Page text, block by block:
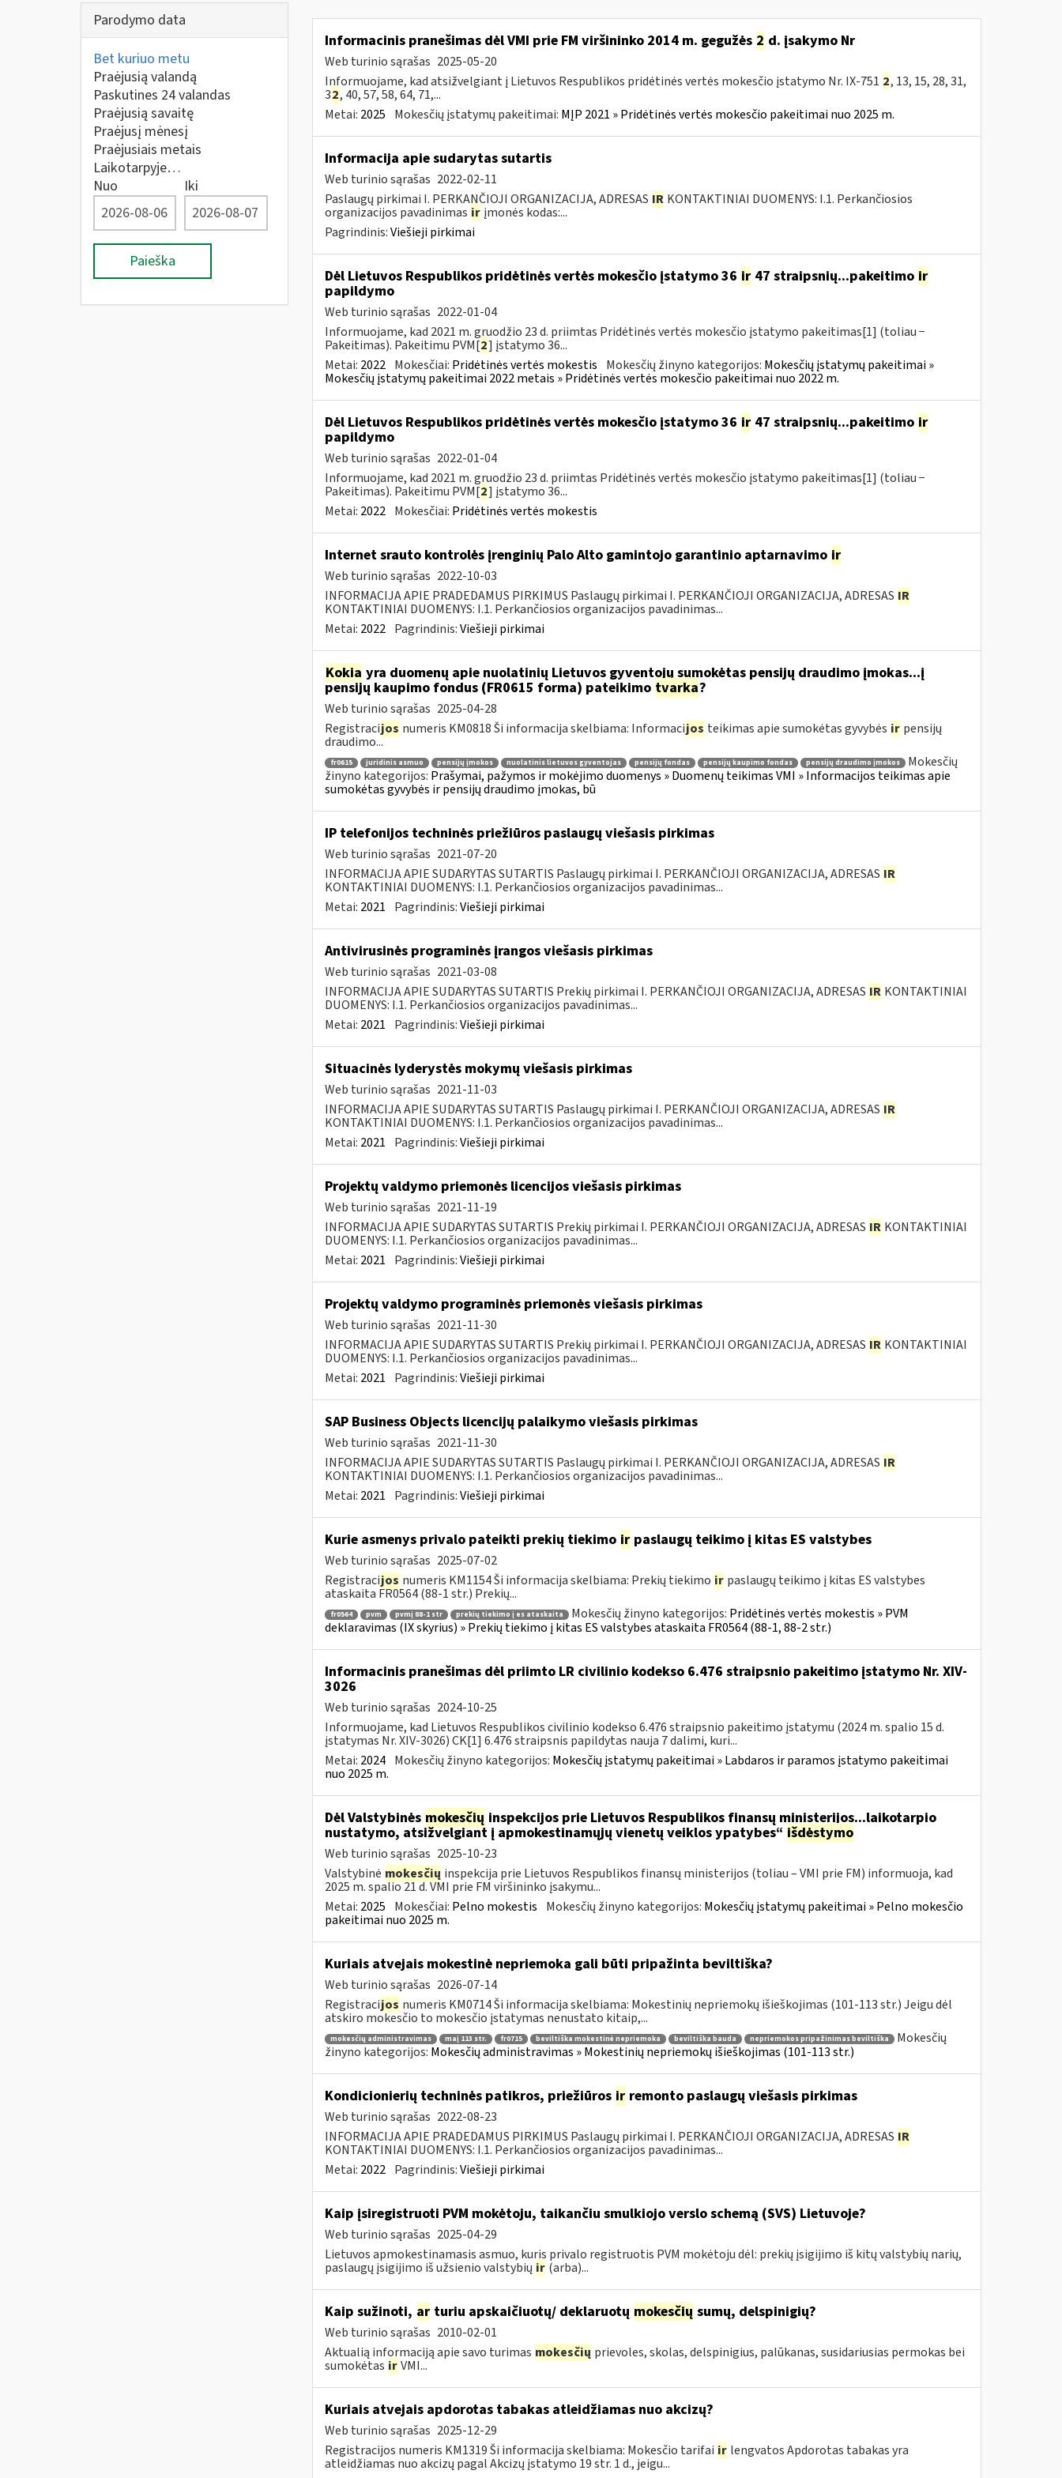
Parodymo data
Bet kuriuo metu
Praėjusią valandą
Paskutines 24 valandas
Praėjusią savaitę
Praėjusį mėnesį
Praėjusiais metais
Laikotarpyje…
Nuo
Iki
Paieška
Informacinis pranešimas dėl VMI prie FM viršininko 2014 m. gegužės 2 d. įsakymo Nr
Web turinio sąrašas 2025-05-20
Informuojame, kad atsižvelgiant į Lietuvos Respublikos pridėtinės vertės mokesčio įstatymo Nr. IX-751 2, 13, 15, 28, 31,
32, 40, 57, 58, 64, 71,...
Metai: 2025 Mokesčių įstatymų pakeitimai: MĮP 2021 » Pridėtinės vertės mokesčio pakeitimai nuo 2025 m.
Informacija apie sudarytas sutartis
Web turinio sąrašas 2022-02-11
Paslaugų pirkimai I. PERKANČIOJI ORGANIZACIJA, ADRESAS IR KONTAKTINIAI DUOMENYS: I.1. Perkančiosios
organizacijos pavadinimas ir įmonės kodas:...
Pagrindinis:Viešieji pirkimai
Dėl Lietuvos Respublikos pridėtinės vertės mokesčio įstatymo 36 ir47 straipsnių...pakeitimo ir
papildymo
Web turinio sąrašas 2022-01-04
Informuojame, kad 2021 m. gruodžio 23 d. priimtas Pridėtinės vertės mokesčio įstatymo pakeitimas[1] (toliau −
Pakeitimas). Pakeitimu PVM[2] įstatymo 36...
Metai: 2022 Mokesčiai: Pridėtinės vertės mokestis Mokesčių žinyno kategorijos: Mokesčių įstatymų pakeitimai »
Mokesčių įstatymų pakeitimai 2022 metais » Pridėtinės vertės mokesčio pakeitimai nuo 2022 m.
Dėl Lietuvos Respublikos pridėtinės vertės mokesčio įstatymo 36 ir47 straipsnių...pakeitimo ir
papildymo
Web turinio sąrašas 2022-01-04
Informuojame, kad 2021 m. gruodžio 23 d. priimtas Pridėtinės vertės mokesčio įstatymo pakeitimas[1] (toliau −
Pakeitimas). Pakeitimu PVM[2] įstatymo 36...
Metai: 2022 Mokesčiai: Pridėtinės vertės mokestis
Internet srauto kontrolės įrenginių Palo Alto gamintojo garantinio aptarnavimo ir
Web turinio sąrašas 2022-10-03
INFORMACIJA APIE PRADEDAMUS PIRKIMUS Paslaugų pirkimai I. PERKANČIOJI ORGANIZACIJA, ADRESAS IR
KONTAKTINIAI DUOMENYS: I.1. Perkančiosios organizacijos pavadinimas...
Metai: 2022 Pagrindinis:Viešieji pirkimai
Kokia yra duomenų apie nuolatinių Lietuvos gyventojų sumokėtas pensijų draudimo įmokas...į
pensijų kaupimo fondus (FR0615 forma) pateikimo tvarka?
Web turinio sąrašas 2025-04-28
Registracijos numeris KM0818 Ši informacija skelbiama: Informacijos teikimas apie sumokėtas gyvybės ir pensijų
draudimo...
fr0615 juridinis asmuo pensijų įmokos nuolatinis lietuvos gyventojas pensijų fondas pensijų kaupimo fondas pensijų draudimo įmokos
Mokesčių
žinyno kategorijos: Prašymai, pažymos ir mokėjimo duomenys » Duomenų teikimas VMI » Informacijos teikimas apie
sumokėtas gyvybės ir pensijų draudimo įmokas, bū
IP telefonijos techninės priežiūros paslaugų viešasis pirkimas
Web turinio sąrašas 2021-07-20
INFORMACIJA APIE SUDARYTAS SUTARTIS Paslaugų pirkimai I. PERKANČIOJI ORGANIZACIJA, ADRESAS IR
KONTAKTINIAI DUOMENYS: I.1. Perkančiosios organizacijos pavadinimas...
Metai: 2021 Pagrindinis:Viešieji pirkimai
Antivirusinės programinės įrangos viešasis pirkimas
Web turinio sąrašas 2021-03-08
INFORMACIJA APIE SUDARYTAS SUTARTIS Prekių pirkimai I. PERKANČIOJI ORGANIZACIJA, ADRESAS IR KONTAKTINIAI
DUOMENYS: I.1. Perkančiosios organizacijos pavadinimas...
Metai: 2021 Pagrindinis:Viešieji pirkimai
Situacinės lyderystės mokymų viešasis pirkimas
Web turinio sąrašas 2021-11-03
INFORMACIJA APIE SUDARYTAS SUTARTIS Paslaugų pirkimai I. PERKANČIOJI ORGANIZACIJA, ADRESAS IR
KONTAKTINIAI DUOMENYS: I.1. Perkančiosios organizacijos pavadinimas...
Metai: 2021 Pagrindinis:Viešieji pirkimai
Projektų valdymo priemonės licencijos viešasis pirkimas
Web turinio sąrašas 2021-11-19
INFORMACIJA APIE SUDARYTAS SUTARTIS Prekių pirkimai I. PERKANČIOJI ORGANIZACIJA, ADRESAS IR KONTAKTINIAI
DUOMENYS: I.1. Perkančiosios organizacijos pavadinimas...
Metai: 2021 Pagrindinis:Viešieji pirkimai
Projektų valdymo programinės priemonės viešasis pirkimas
Web turinio sąrašas 2021-11-30
INFORMACIJA APIE SUDARYTAS SUTARTIS Prekių pirkimai I. PERKANČIOJI ORGANIZACIJA, ADRESAS IR KONTAKTINIAI
DUOMENYS: I.1. Perkančiosios organizacijos pavadinimas...
Metai: 2021 Pagrindinis:Viešieji pirkimai
SAP Business Objects licencijų palaikymo viešasis pirkimas
Web turinio sąrašas 2021-11-30
INFORMACIJA APIE SUDARYTAS SUTARTIS Paslaugų pirkimai I. PERKANČIOJI ORGANIZACIJA, ADRESAS IR
KONTAKTINIAI DUOMENYS: I.1. Perkančiosios organizacijos pavadinimas...
Metai: 2021 Pagrindinis:Viešieji pirkimai
Kurie asmenys privalo pateikti prekių tiekimo irpaslaugų teikimo į kitas ES valstybes
Web turinio sąrašas 2025-07-02
Registracijos numeris KM1154 Ši informacija skelbiama: Prekių tiekimo ir paslaugų teikimo į kitas ES valstybes
ataskaita FR0564 (88-1 str.) Prekių...
fr0564 pvm pvmį 88-1 str prekių tiekimo į es ataskaita Mokesčių žinyno kategorijos: Pridėtinės vertės mokestis » PVM
deklaravimas (IX skyrius) » Prekių tiekimo į kitas ES valstybes ataskaita FR0564 (88-1, 88-2 str.)
Informacinis pranešimas dėl priimto LR civilinio kodekso 6.476 straipsnio pakeitimo įstatymo Nr. XIV-
3026
Web turinio sąrašas 2024-10-25
Informuojame, kad Lietuvos Respublikos civilinio kodekso 6.476 straipsnio pakeitimo įstatymu (2024 m. spalio 15 d.
įstatymas Nr. XIV-3026) CK[1] 6.476 straipsnis papildytas nauja 7 dalimi, kuri...
Metai: 2024 Mokesčių žinyno kategorijos: Mokesčių įstatymų pakeitimai » Labdaros ir paramos įstatymo pakeitimai
nuo 2025 m.
Dėl Valstybinės mokesčių inspekcijos prie Lietuvos Respublikos finansų ministerijos...laikotarpio
nustatymo, atsižvelgiant į apmokestinamųjų vienetų veiklos ypatybes“ išdėstymo
Web turinio sąrašas 2025-10-23
Valstybinė mokesčių inspekcija prie Lietuvos Respublikos finansų ministerijos (toliau – VMI prie FM) informuoja, kad
2025 m. spalio 21 d. VMI prie FM viršininko įsakymu...
Metai: 2025 Mokesčiai: Pelno mokestis Mokesčių žinyno kategorijos: Mokesčių įstatymų pakeitimai » Pelno mokesčio
pakeitimai nuo 2025 m.
Kuriais atvejais mokestinė nepriemoka gali būti pripažinta beviltiška?
Web turinio sąrašas 2026-07-14
Registracijos numeris KM0714 Ši informacija skelbiama: Mokestinių nepriemokų išieškojimas (101-113 str.) Jeigu dėl
atskiro mokesčio to mokesčio įstatymas nenustato kitaip,...
mokesčių administravimas maį 113 str. fr0715 beviltiška mokestinė nepriemoka beviltiška bauda nepriemokos pripažinimas beviltiška
Mokesčių
žinyno kategorijos: Mokesčių administravimas » Mokestinių nepriemokų išieškojimas (101-113 str.)
Kondicionierių techninės patikros, priežiūros irremonto paslaugų viešasis pirkimas
Web turinio sąrašas 2022-08-23
INFORMACIJA APIE PRADEDAMUS PIRKIMUS Paslaugų pirkimai I. PERKANČIOJI ORGANIZACIJA, ADRESAS IR
KONTAKTINIAI DUOMENYS: I.1. Perkančiosios organizacijos pavadinimas...
Metai: 2022 Pagrindinis:Viešieji pirkimai
Kaip įsiregistruoti PVM mokėtoju, taikančiu smulkiojo verslo schemą (SVS) Lietuvoje?
Web turinio sąrašas 2025-04-29
Lietuvos apmokestinamasis asmuo, kuris privalo registruotis PVM mokėtoju dėl: prekių įsigijimo iš kitų valstybių narių,
paslaugų įsigijimo iš užsienio valstybių ir (arba)...
Kaip sužinoti, arturiu apskaičiuotų/ deklaruotų mokesčių sumų, delspinigių?
Web turinio sąrašas 2010-02-01
Aktualią informaciją apie savo turimas mokesčių prievoles, skolas, delspinigius, palūkanas, susidariusias permokas bei
sumokėtas ir VMI...
Kuriais atvejais apdorotas tabakas atleidžiamas nuo akcizų?
Web turinio sąrašas 2025-12-29
Registracijos numeris KM1319 Ši informacija skelbiama: Mokesčio tarifai ir lengvatos Apdorotas tabakas yra
atleidžiamas nuo akcizų pagal Akcizų įstatymo 19 str. 1 d., jeigu...